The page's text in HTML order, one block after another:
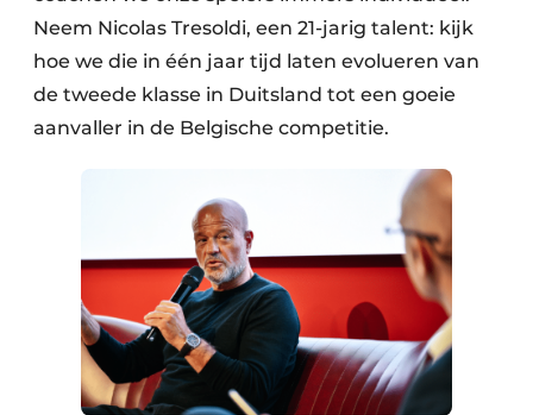
Neem Nicolas Tresoldi, een 21-jarig talent: kijk
hoe we die in één jaar tijd laten evolueren van
de tweede klasse in Duitsland tot een goeie
aanvaller in de Belgische competitie.